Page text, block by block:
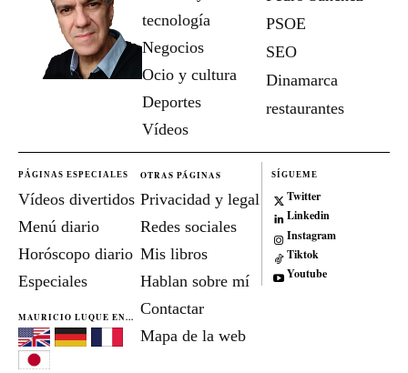
tecnología
Negocios
Ocio y cultura
Deportes
Vídeos
PSOE
SEO
Dinamarca
restaurantes
PÁGINAS ESPECIALES
Vídeos divertidos
Menú diario
Horóscopo diario
Especiales
MAURICIO LUQUE EN...
OTRAS PÁGINAS
Privacidad y legal
Redes sociales
Mis libros
Hablan sobre mí
Contactar
Mapa de la web
SÍGUEME
Twitter
Linkedin
Instagram
Tiktok
Youtube